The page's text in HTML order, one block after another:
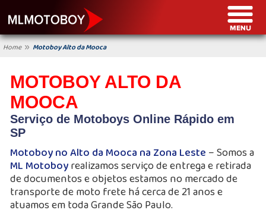
Home » Motoboy Alto da Mooca
MOTOBOY ALTO DA
MOOCA
Serviço de Motoboys Online Rápido em
SP
Motoboy no Alto da Mooca na Zona Leste – Somos a
ML Motoboyrealizamos serviço de entrega e retirada
de documentos e objetos estamos no mercado de
transporte de moto frete há cerca de 21 anos e
atuamos em toda Grande São Paulo.